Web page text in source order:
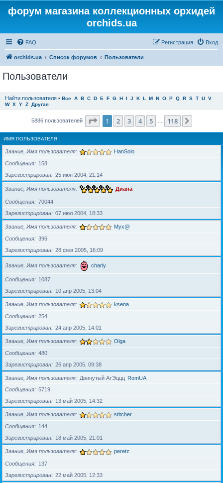
форум магазина коллекционных орхидей
orchids.ua
FAQ Вход
Регистрация
orchids.ua Список форумов Пользователи
Пользователи
Найти пользователя • Все A B C D E F G H I J K L M N O P Q R S T U V
W X Y Z Другая
5886 пользователей Страница из 118
1 2 3 4 5 118
ИМЯ ПОЛЬЗОВАТЕЛЯ
Звание, Имя пользователя HanSolo
Сообщения
158
Зарегистрирован
25 июн 2004, 21:14
Звание, Имя пользователя Диана
Сообщения
70044
Зарегистрирован
07 июл 2004, 18:33
Звание, Имя пользователя Myx@
Сообщения
396
Зарегистрирован
28 фев 2005, 16:09
Звание, Имя пользователя charly
Сообщения
1087
Зарегистрирован
10 апр 2005, 13:04
Звание, Имя пользователя ksena
Сообщения
254
Зарегистрирован
24 апр 2005, 14:01
Звание, Имя пользователя Olga
Сообщения
480
Зарегистрирован
26 апр 2005, 09:38
Звание, Имя пользователя Двинутый АтЭццц RomUA
Сообщения
5719
Зарегистрирован
13 май 2005, 14:32
Звание, Имя пользователя stitcher
Сообщения
144
Зарегистрирован
18 май 2005, 21:01
Звание, Имя пользователя peretz
Сообщения
137
Зарегистрирован
22 май 2005, 12:33